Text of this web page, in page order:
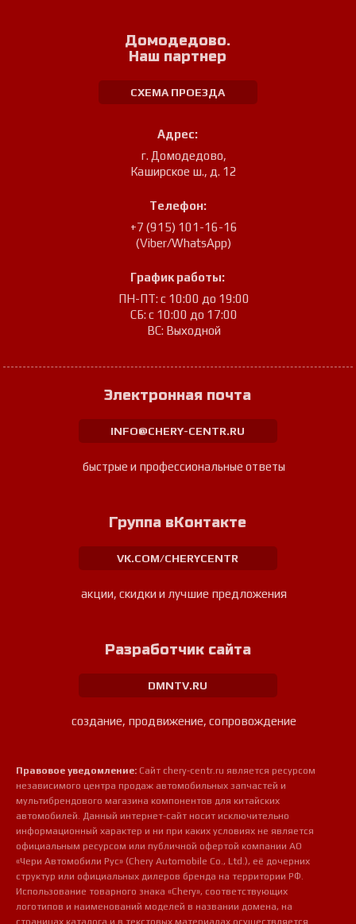
Домодедово.
Наш партнер
СХЕМА ПРОЕЗДА
Адрес:
г. Домодедово,
Каширское ш., д. 12
Телефон:
+7 (915) 101-16-16
(Viber/WhatsApp)
График работы:
ПН-ПТ: с 10:00 до 19:00
СБ: с 10:00 до 17:00
ВС: Выходной
Электронная почта
INFO@CHERY-CENTR.RU
быстрые и профессиональные ответы
Группа вКонтакте
VK.COM/CHERYCENTR
акции, скидки и лучшие предложения
Разработчик сайта
DMNTV.RU
создание, продвижение, сопровождение
Правовое уведомление: Сайт chery-centr.ru является ресурсом
независимого центра продаж автомобильных запчастей и
мультибрендового магазина компонентов для китайских
автомобилей. Данный интернет-сайт носит исключительно
информационный характер и ни при каких условиях не является
официальным ресурсом или публичной офертой компании АО
«Чери Автомобили Рус» (Chery Automobile Co., Ltd.), её дочерних
структур или официальных дилеров бренда на территории РФ.
Использование товарного знака «Chery», соответствующих
логотипов и наименований моделей в названии домена, на
страницах каталога и в текстовых материалах осуществляется